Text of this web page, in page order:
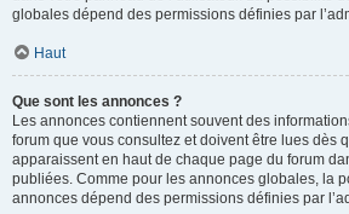
globales dépend des permissions définies par
Haut
Que sont les annonces ?
Les annonces contiennent souvent des
forum que vous consultez et doivent être lues dès
apparaissent en haut de chaque page du forum
publiées. Comme pour les annonces globales, la
annonces dépend des permissions définies par